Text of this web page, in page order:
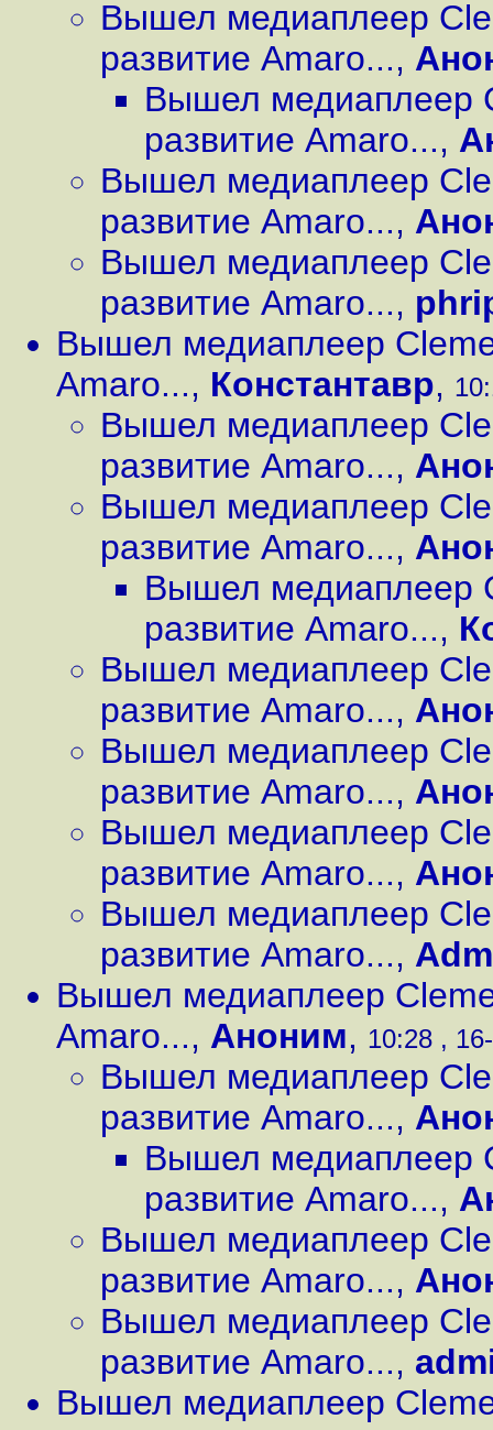
Вышел медиаплеер
развитие Amaro...,
Вышел медиаплеер
развитие Amaro...,
Вышел медиаплеер
развитие Amaro...,
Вышел медиаплеер
развитие Amaro...,
Вышел медиаплеер
Amaro..., Константавр,
Вышел медиаплеер
развитие Amaro...,
Вышел медиаплеер
развитие Amaro...,
Вышел медиаплеер
развитие Amaro...,
Вышел медиаплеер
развитие Amaro...,
Вышел медиаплеер
развитие Amaro...,
Вышел медиаплеер
развитие Amaro...,
Вышел медиаплеер
развитие Amaro...,
Вышел медиаплеер
Amaro..., Аноним, 10:28 ,
Вышел медиаплеер
развитие Amaro...,
Вышел медиаплеер
развитие Amaro...,
Вышел медиаплеер
развитие Amaro...,
Вышел медиаплеер
развитие Amaro...,
Вышел медиаплеер